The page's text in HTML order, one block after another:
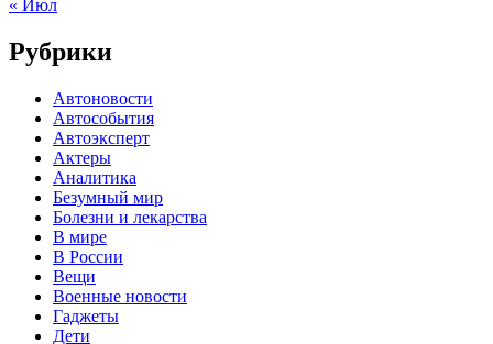
« Июл
Рубрики
Автоновости
Автособытия
Автоэксперт
Актеры
Аналитика
Безумный мир
Болезни и лекарства
В мире
В России
Вещи
Военные новости
Гаджеты
Дети